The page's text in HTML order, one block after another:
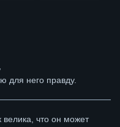
для него правду.
велика, что он может